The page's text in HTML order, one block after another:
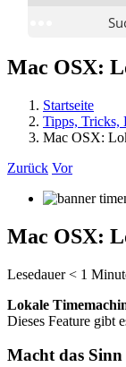
Mac OSX:
Startseite
Tipps, Tricks,
Mac OSX:
Zurück Vor
Mac OSX:
Lesedauer < 1
Lokale
Dieses Feature gibt
Macht das Sinn